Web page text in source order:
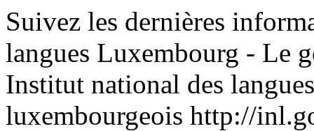
Suivez les dernières
langues Luxembourg - Le
Institut national des
luxembourgeois http://